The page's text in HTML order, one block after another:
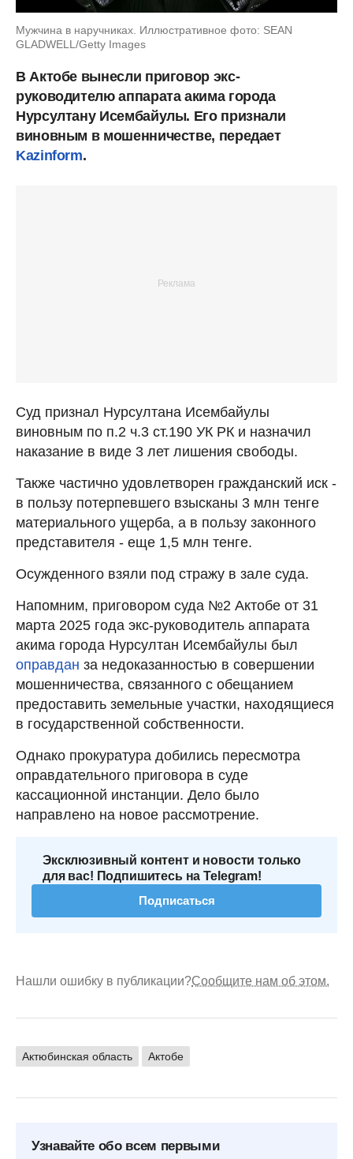
Мужчина в наручниках. Иллюстративное фото: SEAN
GLADWELL/Getty Images
В Актобе вынесли приговор экс-
руководителю аппарата акима города
Нурсултану Исембайулы. Его признали
виновным в мошенничестве, передает
Kazinform.
Суд признал Нурсултана Исембайулы
виновным по п.2 ч.3 ст.190 УК РК и назначил
наказание в виде 3 лет лишения свободы.
Также частично удовлетворен гражданский иск -
в пользу потерпевшего взысканы 3 млн тенге
материального ущерба, а в пользу законного
представителя - еще 1,5 млн тенге.
Осужденного взяли под стражу в зале суда.
Напомним, приговором суда №2 Актобе от 31
марта 2025 года экс-руководитель аппарата
акима города Нурсултан Исембайулы был
оправдан за недоказанностью в совершении
мошенничества, связанного с обещанием
предоставить земельные участки, находящиеся
в государственной собственности.
Однако прокуратура добились пересмотра
оправдательного приговора в суде
кассационной инстанции. Дело было
направлено на новое рассмотрение.
Эксклюзивный контент и новости только
для вас! Подпишитесь на Telegram!
Подписаться
Нашли ошибку в публикации?Сообщите нам об этом.
Актюбинская область Актобе
Узнавайте обо всем первыми